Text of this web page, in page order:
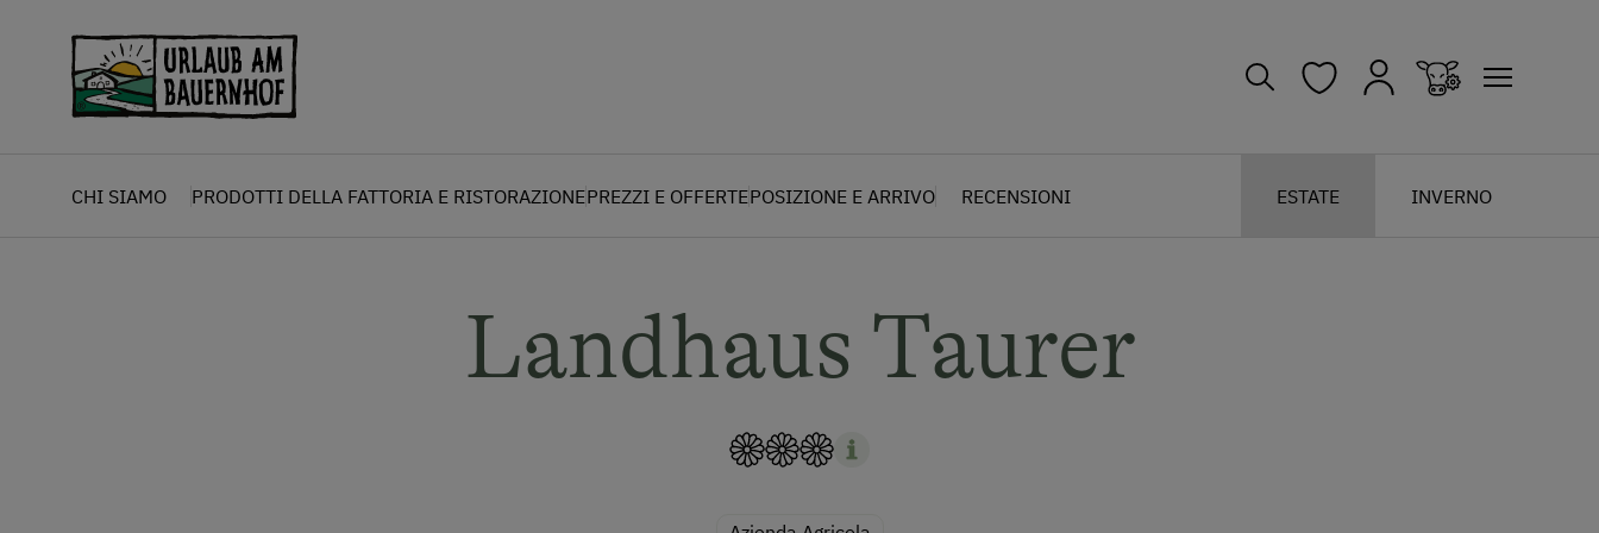
CHI SIAMO PRODOTTI DELLA FATTORIA E RISTORAZIONEPREZZI E OFFERTEPOSIZIONE E ARRIVO RECENSIONI ESTATE INVERNO
Landhaus Taurer